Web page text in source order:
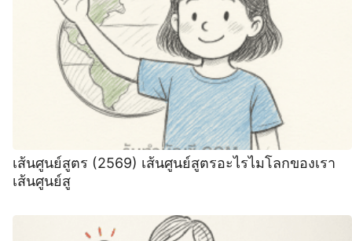
เส้นศูนย์สูตร (2569) เส้นศูนย์สูตรอะไรไมโลกของเรา
เส้นศูนย์สู